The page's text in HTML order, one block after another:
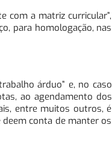
com a matriz curricular”,
para homologação, nas
árduo” e, no caso
ao agendamento dos
entre muitos outros, é
deem conta de manter os